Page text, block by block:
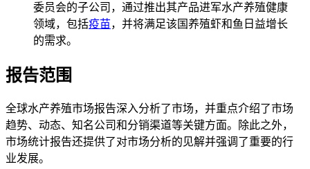
委员会的子公司，通过推出其产品进军水产养殖健康
领域，包括疫苗，并将满足该国养殖虾和鱼日益增长
的需求。
报告范围
全球水产养殖市场报告深入分析了市场，并重点介绍了市场
趋势、动态、知名公司和分销渠道等关键方面。除此之外，
市场统计报告还提供了对市场分析的见解并强调了重要的行
业发展。